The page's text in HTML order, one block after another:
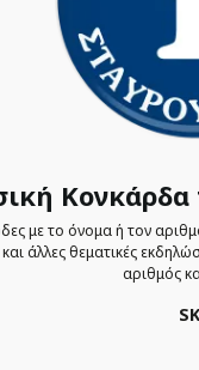
με το όνομα ή τον
άλλες θεματικές
αριθμός